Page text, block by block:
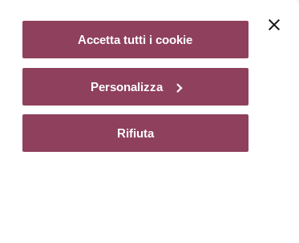
Accetta tutti i cookie
Personalizza
Rifiuta
Non disponibile